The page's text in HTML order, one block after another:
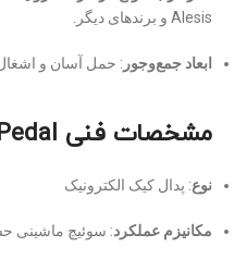
Alesis و برندهای دیگر.
ابعاد جمع‌وجور : حمل آسان و
مشخصات فنی Alesis KP1 Pedal
نوع: پدال کیک الکترونیک
مکانیزم عملکرد: سوئیچ ماشینی